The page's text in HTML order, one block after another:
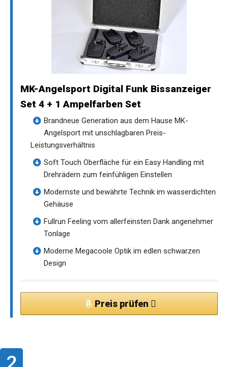
MK-Angelsport Digital Funk Bissanzeiger
Set 4 + 1 Ampelfarben Set
Brandneue Generation aus dem Hause MK-
Angelsport mit unschlagbaren Preis-
Leistungsverhältnis
Soft Touch Oberfläche für ein Easy Handling mit
Drehrädern zum feinfühligen Einstellen
Modernste und bewährte Technik im wasserdichten
Gehäuse
Fullrun Feeling vom allerfeinsten Dank angenehmer
Tonlage
Moderne Megacoole Optik im edlen schwarzen
Design
Preis prüfen